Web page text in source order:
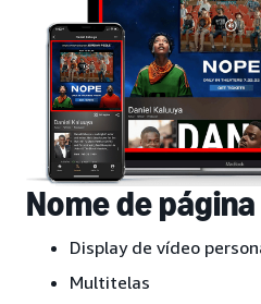
Nome de
Display de vídeo
Multitelas